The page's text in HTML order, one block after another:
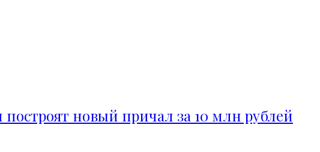
новый причал за 10 млн рублей